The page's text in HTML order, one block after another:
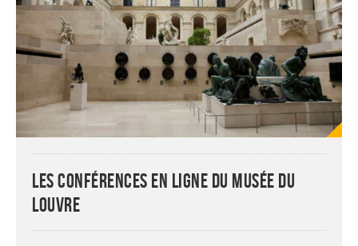
Les conférences en ligne du musée du
Louvre